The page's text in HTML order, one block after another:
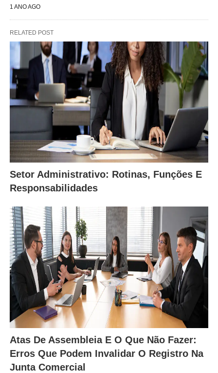
1 ANO AGO
RELATED POST
Setor Administrativo: Rotinas, Funções E
Responsabilidades
Atas De Assembleia E O Que Não Fazer:
Erros Que Podem Invalidar O Registro Na
Junta Comercial